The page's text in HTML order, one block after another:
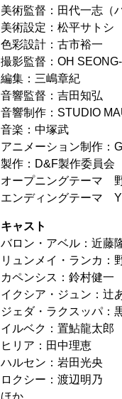
美術監督：田代一志（
美術設定：松平サトシ
色彩設計：古市裕一
撮影監督：OH
編集：三嶋章紀
音響監督：吉田知弘
音響制作：STUDIO
音楽：中塚武
アニメーション制作：
製作：D&F製作委員会
オープニングテーマ
エンディングテーマ
キャスト
バロン・アベル：近藤
リュンメイ・ランカ：
カペンシス：鈴村健一
イクシア・ジュン：辻
ジェダ・ラクスッパ：
イルベク：置鮎龍太郎
ヒリア：田中理恵
ハルセン：岩田光央
ロクシー：渡辺明乃
ほか